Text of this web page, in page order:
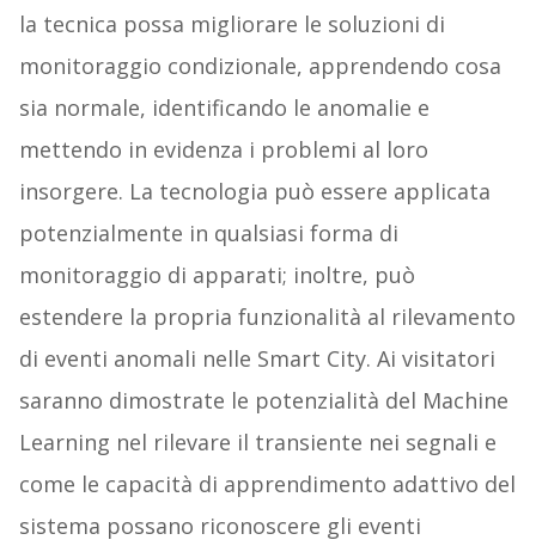
la tecnica possa migliorare le soluzioni di
monitoraggio condizionale, apprendendo cosa
sia normale, identificando le anomalie e
mettendo in evidenza i problemi al loro
insorgere. La tecnologia può essere applicata
potenzialmente in qualsiasi forma di
monitoraggio di apparati; inoltre, può
estendere la propria funzionalità al rilevamento
di eventi anomali nelle Smart City. Ai visitatori
saranno dimostrate le potenzialità del Machine
Learning nel rilevare il transiente nei segnali e
come le capacità di apprendimento adattivo del
sistema possano riconoscere gli eventi